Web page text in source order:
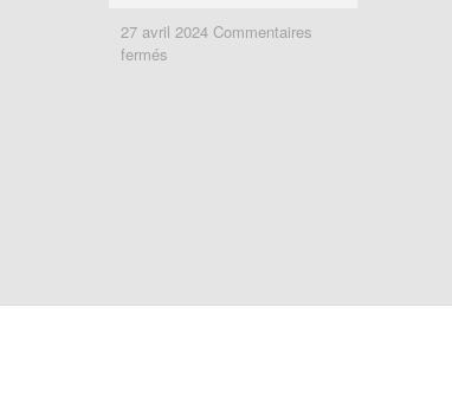
27 avril 2024 Commentaires
fermés
27 avril 2024 Commentaires
fermés